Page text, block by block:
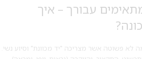
עבורך – איך
לא פשוטה אשר מצריכה "יד מכוונת" וסיוע נשי.